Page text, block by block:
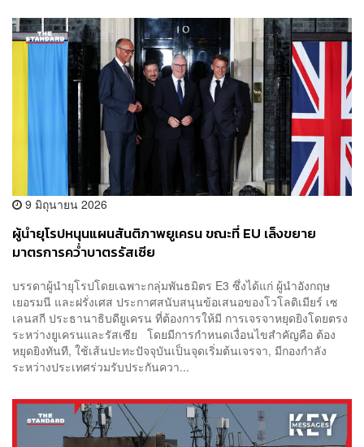
9 มิถุนายน 2026
ผู้นำยุโรปหนุนแผนสันติภาพยูเครน ขณะที่ EU เล็งขยาย
มาตรการคว่ำบาตรรัสเซีย
บรรดาผู้นำยุโรปโดยเฉพาะกลุ่มพันธมิตร E3 ซึ่งได้แก่ ผู้นำอังกฤษ
เยอรมนี และฝรั่งเศส ประกาศสนับสนุนข้อเสนอของโวโลดิเมียร์ เซ
เลนสกี ประธานาธิบดียูเครน ที่ต้องการให้มี การเจรจาหยุดยิงโดยตรง
ระหว่างยูเครนและรัสเซีย โดยมีการกำหนดเงื่อนไขสำคัญคือ ต้อง
หยุดยิงทันที, ใช้เส้นปะทะปัจจุบันเป็นจุดเริ่มต้นเจรจา, มีกองกำลัง
ระหว่างประเทศร่วมรับประกันควา...